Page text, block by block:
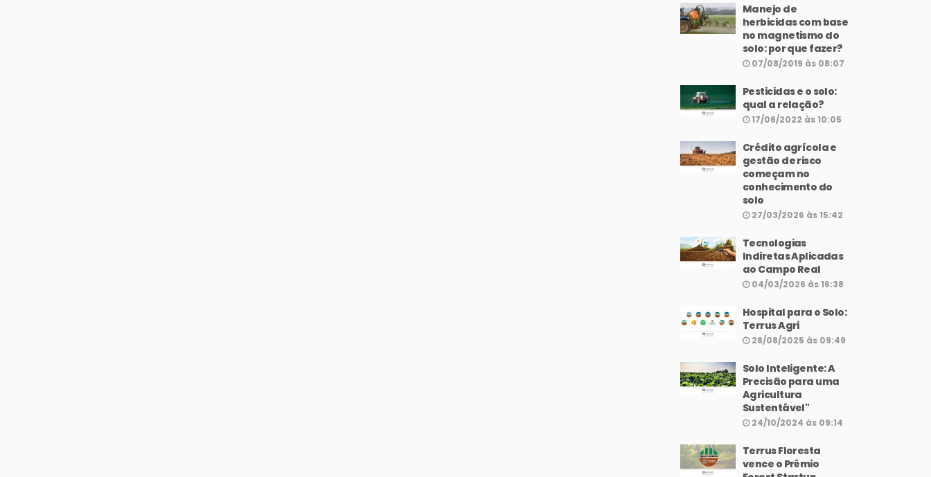
Manejo de
herbicidas com base
no magnetismo do
solo: por que fazer?
07/08/2019 às 08:07
Pesticidas e o solo:
qual a relação?
17/06/2022 às 10:05
Crédito agrícola e
gestão de risco
começam no
conhecimento do
solo
27/03/2026 às 15:42
Tecnologias
Indiretas Aplicadas
ao Campo Real
04/03/2026 às 16:38
Hospital para o Solo:
Terrus Agri
28/08/2025 às 09:49
Solo Inteligente: A
Precisão para uma
Agricultura
Sustentável"
24/10/2024 às 09:14
Terrus Floresta
vence o Prêmio